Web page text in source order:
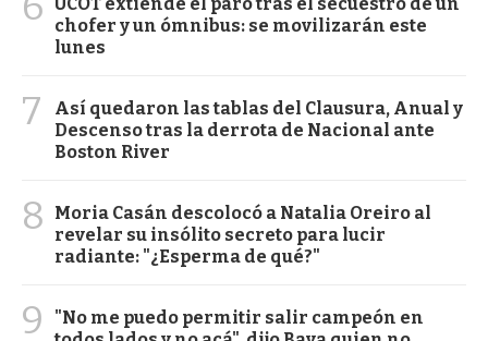
chofer y un ómnibus: se movilizarán este
lunes
7
Así quedaron las tablas del Clausura, Anual y
Descenso tras la derrota de Nacional ante
Boston River
8
Moria Casán descolocó a Natalia Oreiro al
revelar su insólito secreto para lucir
radiante: "¿Esperma de qué?"
9
"No me puedo permitir salir campeón en